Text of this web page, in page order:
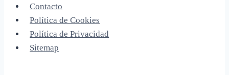
Contacto
Política de Cookies
Política de Privacidad
Sitemap